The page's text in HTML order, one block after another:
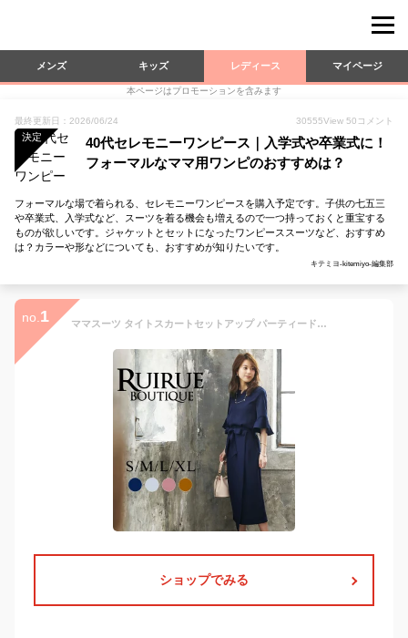
メンズ キッズ レディース マイページ
本ページはプロモーションを含みます
最終更新日：2026/06/24 30555View 50 コメント
決定
40代セレモニーワンピース｜入学式や卒業式に！
フォーマルなママ用ワンピのおすすめは？
フォーマルな場で着られる、セレモニーワンピースを購入予定です。子供の七五三
や卒業式、入学式など、スーツを着る機会も増えるので一つ持っておくと重宝する
ものが欲しいです。ジャケットとセットになったワンピーススーツなど、おすすめ
は？カラーや形などについても、おすすめが知りたいです。
キテミヨ-kitemiyo-編集部
no. 1 ママスーツ タイトスカートセットアップ パーティードレス 結婚式 フォーマル セレモニー 七五三 お宮参り 入学式 卒業式 きれいめ 上品 50代 40代 30代 ミセス レディース 春秋 親族 母親 服装 女性 オフィスカジュアル 通勤 即日発送 プレゼント ギフト
ショップでみる